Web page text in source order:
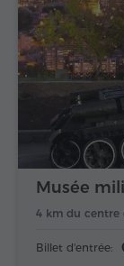
4 km du centre
Musée
Billet d'entrée: